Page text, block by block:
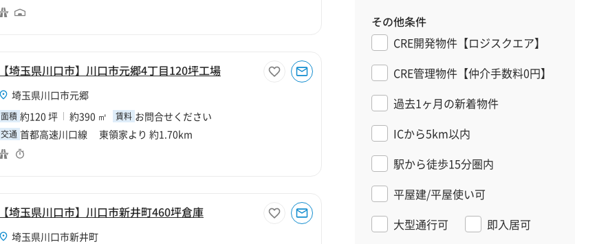
【埼玉県川口市】川口市元郷4丁目120坪工場
埼玉県川口市元郷
面積 約120 坪 約390 ㎡ 賃料 お問合せください
交通 首都高速川口線 東領家より 約1.70km
【埼玉県川口市】川口市新井町460坪倉庫
埼玉県川口市新井町
その他条件
CRE開発物件【ロジスクエア】
CRE管理物件【仲介手数料0円】
過去1ヶ月の新着物件
ICから5km以内
駅から徒歩15分圏内
平屋建/平屋使い可
大型通行可
即入居可